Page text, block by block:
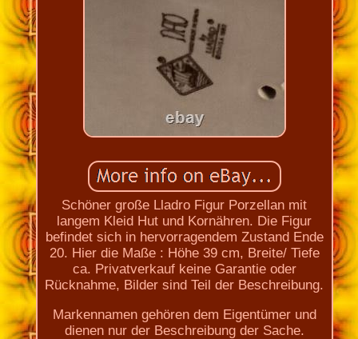
Schöner große Lladro Figur Porzellan mit
langem Kleid Hut und Kornähren. Die Figur
befindet sich in hervorragendem Zustand Ende
20. Hier die Maße : Höhe 39 cm, Breite/ Tiefe
ca. Privatverkauf keine Garantie oder
Rücknahme, Bilder sind Teil der Beschreibung.
Markennamen gehören dem Eigentümer und
dienen nur der Beschreibung der Sache.